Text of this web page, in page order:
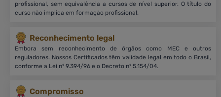
profissional, sem equivalência a cursos de nível superior. O título do
curso não implica em formação profissional.
Reconhecimento legal
Embora sem reconhecimento de órgãos como MEC e outros
reguladores. Nossos Certificados têm validade legal em todo o Brasil,
conforme a Lei nº 9.394/96 e o Decreto nº 5.154/04.
Compromisso